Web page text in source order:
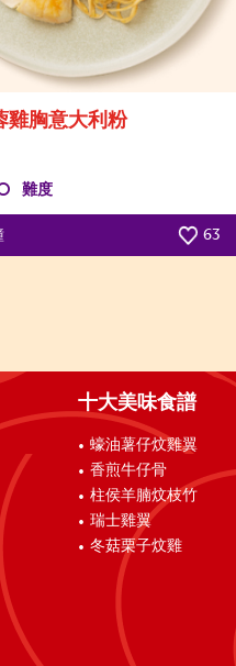
雞胸意大利粉
難度
63
十大美味食譜
蠔油薯仔炆雞翼
香煎牛仔骨
柱侯羊腩炆枝竹
瑞士雞翼
冬菇栗子炆雞